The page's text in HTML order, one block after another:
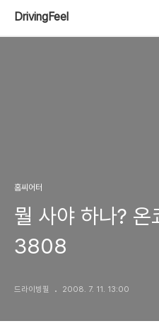
DrivingFeel
홈씨어터
뭘 사야 하나?
3808
드라이빙필 2008. 7. 11. 13:00